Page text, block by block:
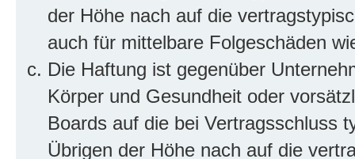
der Höhe nach auf die
auch für mittelbare Folgeschäden
Die Haftung ist gegenüber
Körper und Gesundheit oder
Boards auf die bei Vertragsschluss
Übrigen der Höhe nach auf die